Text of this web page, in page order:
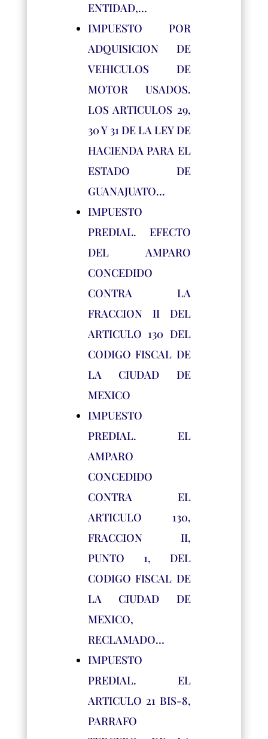
ENTIDAD,…
IMPUESTO POR
ADQUISICION DE
VEHICULOS DE
MOTOR USADOS.
LOS ARTICULOS 29,
30 Y 31 DE LA LEY DE
HACIENDA PARA EL
ESTADO DE
GUANAJUATO…
IMPUESTO
PREDIAL. EFECTO
DEL AMPARO
CONCEDIDO
CONTRA LA
FRACCION II DEL
ARTICULO 130 DEL
CODIGO FISCAL DE
LA CIUDAD DE
MEXICO
IMPUESTO
PREDIAL. EL
AMPARO
CONCEDIDO
CONTRA EL
ARTICULO 130,
FRACCION II,
PUNTO 1, DEL
CODIGO FISCAL DE
LA CIUDAD DE
MEXICO,
RECLAMADO…
IMPUESTO
PREDIAL. EL
ARTICULO 21 BIS-8,
PARRAFO